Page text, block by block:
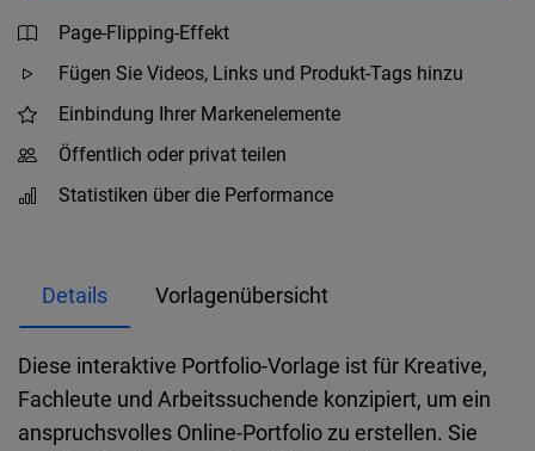
Page-Flipping-Effekt
Fügen Sie Videos, Links und Produkt-Tags hinzu
Einbindung Ihrer Markenelemente
Öffentlich oder privat teilen
Statistiken über die Performance
Details Vorlagenübersicht
Diese interaktive Portfolio-Vorlage ist für Kreative,
Fachleute und Arbeitssuchende konzipiert, um ein
anspruchsvolles Online-Portfolio zu erstellen. Sie